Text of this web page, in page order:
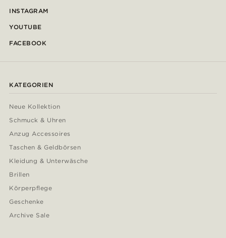
INSTAGRAM
YOUTUBE
FACEBOOK
KATEGORIEN
Neue Kollektion
Schmuck & Uhren
Anzug Accessoires
Taschen & Geldbörsen
Kleidung & Unterwäsche
Brillen
Körperpflege
Geschenke
Archive Sale